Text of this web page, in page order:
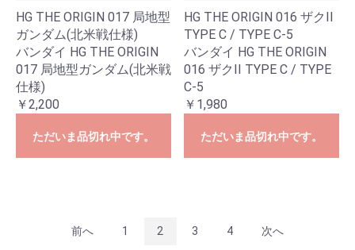
HG THE ORIGIN 017 局地型
ガンダム(北米戦仕様)
バンダイ HG THE ORIGIN
017 局地型ガンダム(北米戦
仕様)
￥2,200
ただいま品切れ中です。
HG THE ORIGIN 016 ザクII
TYPE C / TYPE C-5
バンダイ HG THE ORIGIN
016 ザクII TYPE C / TYPE
C-5
￥1,980
ただいま品切れ中です。
前へ 1 2 3 4 次へ